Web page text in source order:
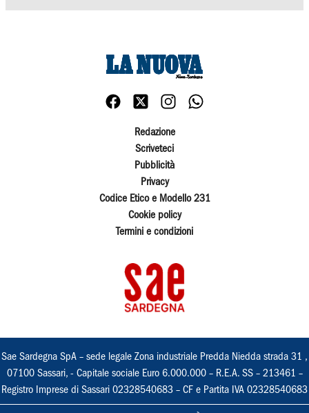
Redazione
Scriveteci
Pubblicità
Privacy
Codice Etico e Modello 231
Cookie policy
Termini e condizioni
Sae Sardegna SpA – sede legale Zona industriale Predda Niedda strada 31 ,
07100 Sassari, - Capitale sociale Euro 6.000.000 – R.E.A. SS – 213461 –
Registro Imprese di Sassari 02328540683 – CF e Partita IVA 02328540683